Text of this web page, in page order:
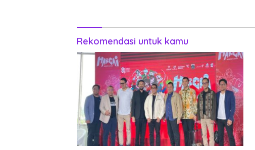
Rekomendasi untuk kamu